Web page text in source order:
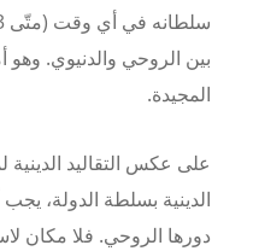
سلطانه في أي وقت (متّى
بين الروحي والدنيوي.
المجيدة.
على عكس التقاليد
الدينية بسلطة الدولة،
دورها الروحي. فلا مكان